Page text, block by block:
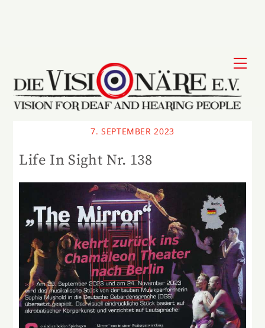
7. SEPTEMBER 2023
Life In Sight Nr. 138